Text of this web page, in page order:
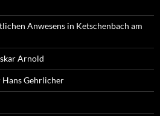
Anwesens in Ketschenbach am
Arnold
Gehrlicher